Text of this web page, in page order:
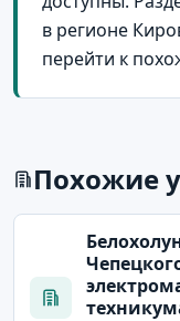
в регионе
перейти к
Похожие